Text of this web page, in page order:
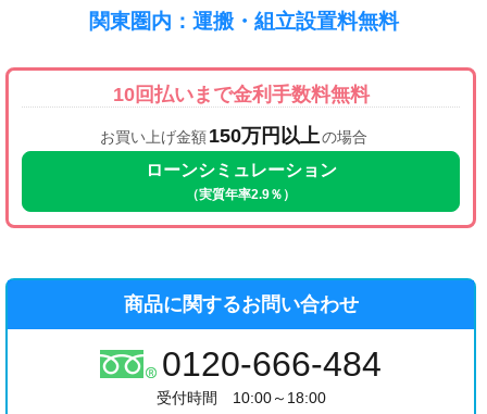
関東圏内：運搬・組立設置料無料
10回払いまで金利手数料無料
お買い上げ金額150万円以上の場合
ローンシミュレーション
（実質年率2.9％）
商品に関するお問い合わせ
0120-666-484
受付時間 10:00～18:00